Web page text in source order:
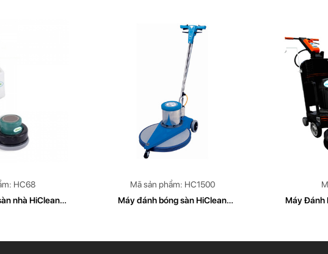
HC68
nhà HiClean
Mã sản phẩm: HC1500
Máy đánh bóng sàn HiClean
Máy Đánh